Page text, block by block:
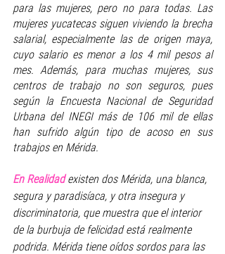
para las mujeres, pero no para todas. Las
mujeres yucatecas siguen viviendo la brecha
salarial, especialmente las de origen maya,
cuyo salario es menor a los 4 mil pesos al
mes. Además, para muchas mujeres, sus
centros de trabajo no son seguros, pues
según la Encuesta Nacional de Seguridad
Urbana del INEGI más de 106 mil de ellas
han sufrido algún tipo de acoso en sus
trabajos en Mérida.
En Realidad existen dos Mérida, una blanca,
segura y paradisíaca, y otra insegura y
discriminatoria, que muestra que el interior
de la burbuja de felicidad está realmente
podrida. Mérida tiene oídos sordos para las